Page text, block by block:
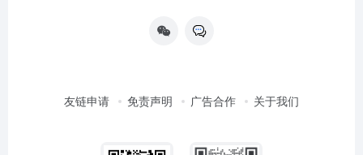
友链申请 免责声明 广告合作 关于我们